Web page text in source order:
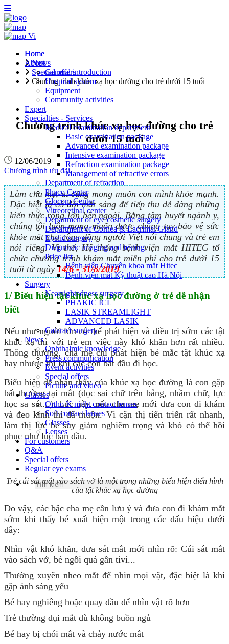
Vi
Home
About
General introduction
Hospital system
Equipment
Community activities
Expert
Specialties - Services
Medical examination department
Basic examination package
Advanced examination package
Intensive examination package
Refraction examination package
Management of refractive errors
Department of refraction
Phaco Center
Glocom Center
Vitreoretinal center
Department of eye cosmetic surgery
Department of Cornea & Lacrimal Gland
Eyelid surgery
Diagnostic imaging and testing
Price list
Bệnh viện Chuyên khoa mắt Hitec
Bệnh viện mắt Kỹ thuật cao Hà Nội
Surgery
Nearsightedness surgery
PHAKIC ICL
LASIK STREAMLIGHT
ADVANCED LASIK
Cataract surgery
News
Ophthalmic knowledge
Press communication
Event activities
Special offers
Picture and video
Glasses
Ortho K night contact lenses
Soft contact lenses
Glasses
Lenses
For customers
Q&A
Special offers
Regular eye exams
Home
News
Special offers
Chương trình khúc xạ học đường cho trẻ dưới 15 tuổi
Chương trình khúc xạ học đường cho trẻ
dưới 15 tuổi
12/06/2019
Chương trình ưu đãi
Làm cha mẹ, ai cũng mong muốn con mình khỏe mạnh.
Đặc biệt là có đôi mắt sáng để tiếp thu dễ dàng những
kiến thức rộng lớn bên ngoài. Bằng tâm huyết ngành y,
chúng tôi luôn mong muốn được chung tay bảo vệ sức
khỏe mắt cho cộng đồng người Việt nói chung và trẻ em
nói riêng. Vì thế, Hệ thống bệnh viện mắt HITEC tổ
chức chương trình khám mắt miễn phí cho trẻ dưới 15
tuổi từ ngày 14/6 - 31/8/2019.
1/ Biểu hiện tật khúc xạ học đường ở trẻ dễ nhận
biết
Nếu như người lớn có thể phát hiện và điều trị sớm các tật
khúc xạ thì với trẻ em việc này khó khăn hơn rất nhiều.
Thông thường, cha mẹ chỉ phát hiện bé mắc tật khúc xạ
hay nhược thị khi các con bắt đầu đi học.
Biểu hiện dễ nhận thấy của khúc xạ học đường là con gặp
bất thường tại mắt (đọc sai chữ trên bảng, nhầm chữ, lực
học sa sút...). Lúc này, nếu cha mẹ mới đưa con đi khám
và đeo kính thì đã muộn. Vì cận thị tiến triển rất nhanh,
làm thị lực bé suy giảm nghiêm trọng và khó có thể hồi
phục như lúc ban đầu.
Trẻ cúi sát mắt vào sách vở là một trong những biểu hiện điển hình
của tật khúc xạ học đường
Do vậy, các bậc cha mẹ cần lưu ý và đưa con đi khám mắt
sớm khi thấy bé xuất hiện một trong các dấu hiệu dưới
đây:
Nhìn vật khó khăn, đưa sát mắt mới nhìn rõ: Cúi sát mắt
vào sách vở, bé ngồi quá gần tivi...
Thường xuyên nheo mắt để nhìn mọi vật, đặc biệt là khi
gặp ánh sáng yếu
Bé hay nghiêng hoặc quay đầu để nhìn vật rõ hơn
Trẻ thường dụi mắt dù không buồn ngủ
Bé hay bị chói mắt và chảy nước mắt